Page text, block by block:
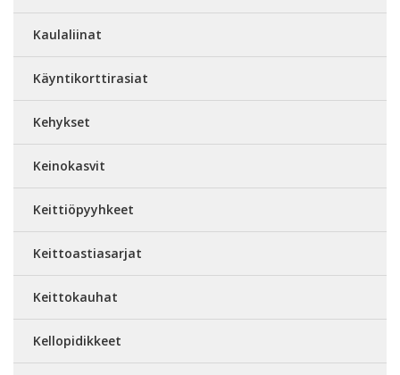
Kaulaliinat
Käyntikorttirasiat
Kehykset
Keinokasvit
Keittiöpyyhkeet
Keittoastiasarjat
Keittokauhat
Kellopidikkeet